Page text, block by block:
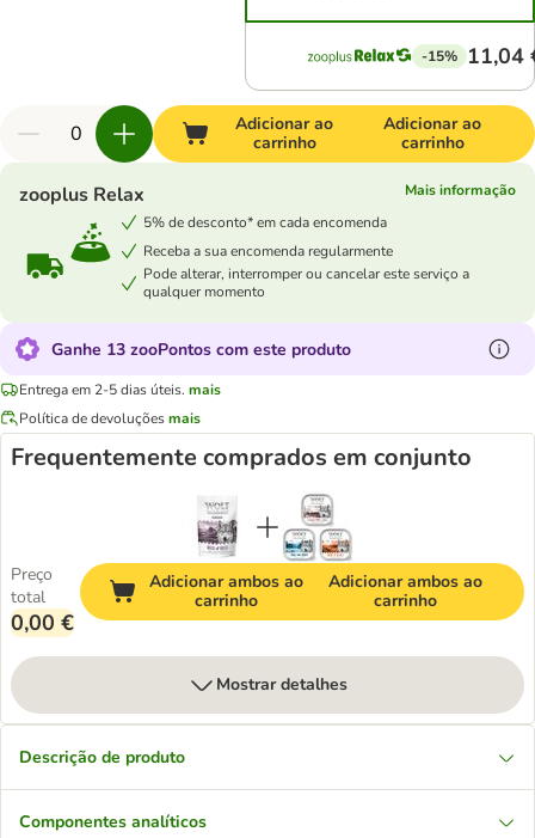
-15% 11,04
Adicionar ao
carrinho
Adicionar ao
carrinho
zooplus Relax
Mais informação
5% de desconto* em cada encomenda
Receba a sua encomenda regularmente
Pode alterar, interromper ou cancelar este serviço a
qualquer momento
Ganhe 13 zooPontos com este produto
Entrega em 2-5 dias úteis. mais
Política de devoluçõesmais
Frequentemente comprados em conjunto
Preço
total
0,00 €
Adicionar ambos ao
carrinho
Adicionar ambos ao
carrinho
Mostrar detalhes
Descrição de produto
Componentes analíticos